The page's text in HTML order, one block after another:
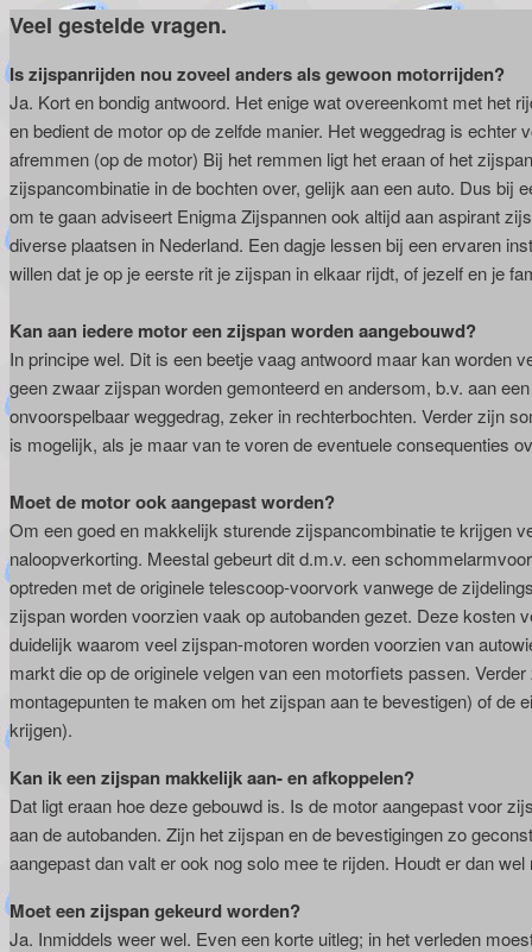
Veel gestelde vragen.
Is zijspanrijden nou zoveel anders als gewoon motorrijden?
Ja. Kort en bondig antwoord. Het enige wat overeenkomt met het
en bedient de motor op de zelfde manier. Het weggedrag is
afremmen (op de motor) Bij het remmen ligt het eraan of het
zijspancombinatie in de bochten over, gelijk aan een auto. Dus bij
om te gaan adviseert Enigma Zijspannen ook altijd aan aspirant
diverse plaatsen in Nederland. Een dagje lessen bij een ervaren
willen dat je op je eerste rit je zijspan in elkaar rijdt, of jezelf en je
Kan aan iedere motor een zijspan worden aangebouwd?
In principe wel. Dit is een beetje vaag antwoord maar kan worden
geen zwaar zijspan worden gemonteerd en andersom, b.v. aan
onvoorspelbaar weggedrag, zeker in rechterbochten. Verder zijn
is mogelijk, als je maar van te voren de eventuele consequenties
Moet de motor ook aangepast worden?
Om een goed en makkelijk sturende zijspancombinatie te krijgen
naloopverkorting. Meestal gebeurt dit d.m.v. een
optreden met de originele telescoop-voorvork vanwege de
zijspan worden voorzien vaak op autobanden gezet. Deze kosten
duidelijk waarom veel zijspan-motoren worden voorzien van
markt die op de originele velgen van een motorfiets passen.
montagepunten te maken om het zijspan aan te bevestigen) of
krijgen).
Kan ik een zijspan makkelijk aan- en afkoppelen?
Dat ligt eraan hoe deze gebouwd is. Is de motor aangepast voor
aan de autobanden. Zijn het zijspan en de bevestigingen zo
aangepast dan valt er ook nog solo mee te rijden. Houdt er dan
Moet een zijspan gekeurd worden?
Ja. Inmiddels weer wel. Even een korte uitleg; in het verleden